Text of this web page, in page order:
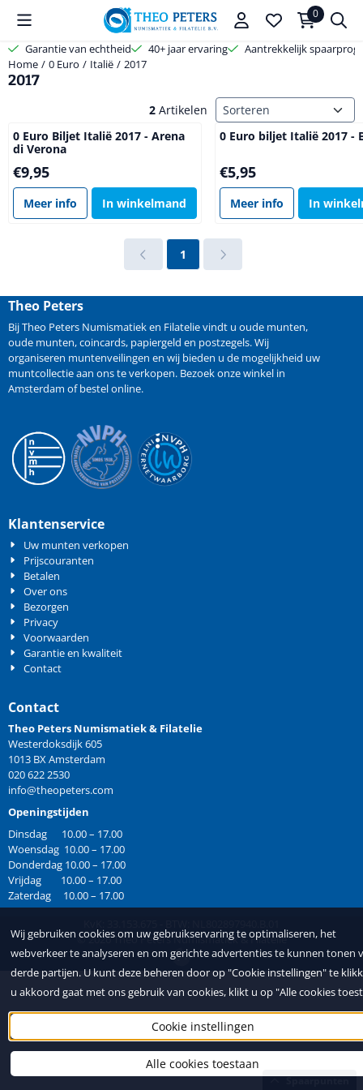
Cookievoorkeuren zijn beschikbaar. Kies instellingen of sta alle
0
Garantie van echtheid 40+ jaar ervaring
Aantrekkelijk
Home / 0 Euro / Italië / 2017
2017
2 Artikelen Sorteermethode
0 Euro Biljet Italië 2017 - Arena
di Verona
Prijs: 9,95
€9,95
Meer info In winkelmand
0 Euro biljet Italië 2017 -
Prijs: 5,95
€5,95
Meer info In
1
Theo Peters
Bij Theo Peters Numismatiek en Filatelie vindt u oude munten,
oude munten,coincards, papiergeld en postzegels. Wij
organiseren muntenveilingen en wij bieden u de mogelijkheid uw
muntcollectie aan ons te verkopen. Bezoek onze winkel in
Amsterdam of bestel online.
Klantenservice
Uw munten verkopen
Prijscouranten
Betalen
Over ons
Bezorgen
Privacy
Voorwaarden
Garantie en kwaliteit
Contact
Contact
Theo Peters Numismatiek & Filatelie
Westerdoksdijk 605
1013 BX Amsterdam
020 622 2530
info@theopeters.com
Openingstijden
Dinsdag 10.00 – 17.00
Woensdag 10.00 – 17.00
Donderdag 10.00 – 17.00
Vrijdag 10.00 – 17.00
Zaterdag 10.00 – 17.00
©2026Theo Peters Numismatiek & Filatelie
Spaarpunten
Wij gebruiken cookies om uw gebruikservaring te optimaliseren, het
webverkeer te analyseren en om gerichte advertenties te kunnen tonen
derde partijen. U kunt deze beheren door op "Cookie instellingen" te
u akkoord gaat met ons gebruik van cookies, klikt u op "Alle cookies
Cookie instellingen
Alle cookies toestaan